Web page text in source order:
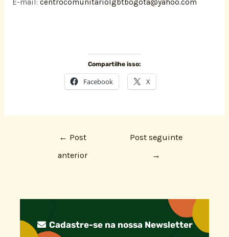
E-mail: centrocomunitariolgbtbogota@yahoo.com
Compartilhe isso:
Facebook X
← Post
anterior
Post seguinte
→
Cadastre-se na nossa Newsletter